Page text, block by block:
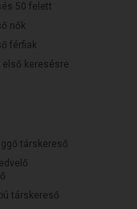
50 felett
nők
férfiak
első keresésre
társkereső
társkereső